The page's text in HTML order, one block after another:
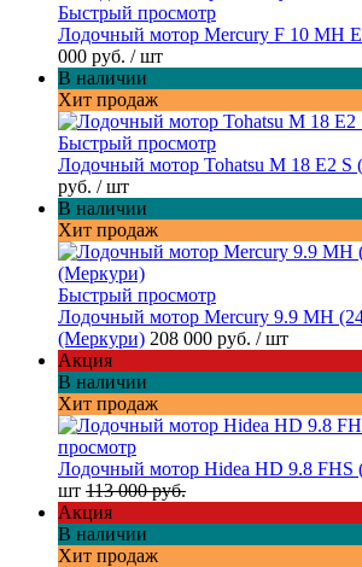
Быстрый просмотр
Лодочный мотор Mercury F 10 MH
000 руб. / шт
В наличии
Хит продаж
Быстрый просмотр
Лодочный мотор Tohatsu M 18 E2 S
руб. / шт
В наличии
Хит продаж
Быстрый просмотр
Лодочный мотор Mercury 9.9 МН
(Меркури) 208 000 руб. / шт
Акция
В наличии
Хит продаж
просмотр
Лодочный мотор Hidea HD 9.8 FHS
шт 113 000 руб.
Акция
В наличии
Хит продаж